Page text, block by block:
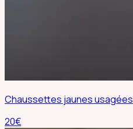
Chaussettes jaunes usagées
20€